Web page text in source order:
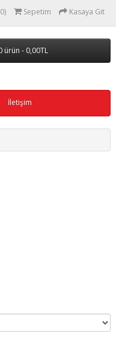
Sepetim Kasaya Git
ürün - 0,00TL
İletişim